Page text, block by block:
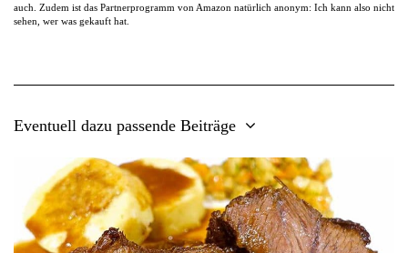
auch. Zudem ist das Partnerprogramm von Amazon natürlich anonym: Ich kann also nicht
sehen, wer was gekauft hat.
Eventuell dazu passende Beiträge